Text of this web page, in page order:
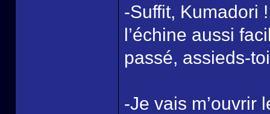
-Suffit, Kumadori
l’échine aussi
passé, assieds-
-Je vais m’ouvrir